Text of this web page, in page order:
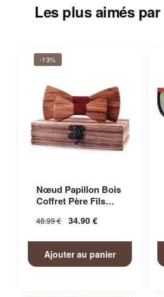
Les plus aimés
-13%
Nœud Papillon Bois
Coffret Père Fils
48.99€ 34.90 €
Ajouter au panier